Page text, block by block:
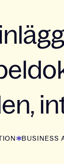
BUSINESS